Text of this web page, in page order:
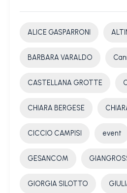
ALICE GASPARRONI
BARBARA VARALDO
CASTELLANA GROTTE
CHIARA BERGESE
CICCIO CAMPISI event
GESANCOM
GIORGIA SILOTTO